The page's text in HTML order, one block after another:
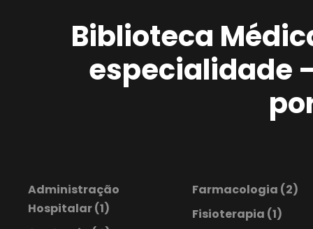
Biblioteca
especialidade
Administração
Hospitalar(1)
Farmacologia (2)
Fisioterapia (1)